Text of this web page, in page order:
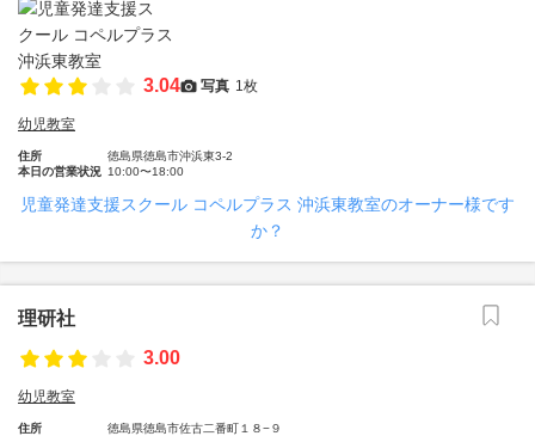
3.04 写真 1枚
幼児教室
住所
徳島県徳島市沖浜東3-2
本日の営業状況 10:00〜18:00
児童発達支援スクール コペルプラス 沖浜東教室のオーナー様です
か？
理研社
3.00
幼児教室
住所 徳島県徳島市佐古二番町１８−９